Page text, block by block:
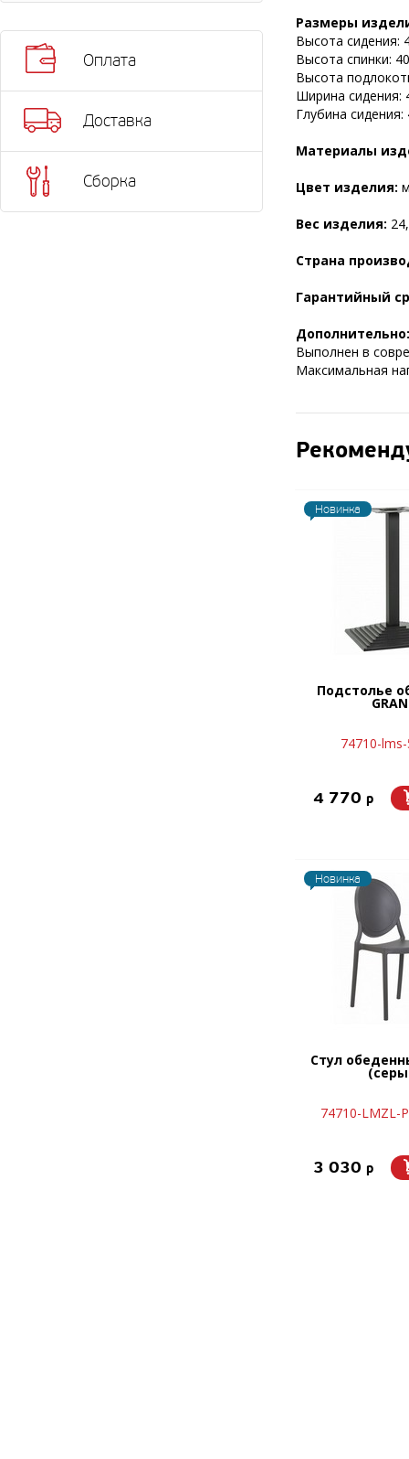
Оплата
Доставка
Сборка
Размеры
Высота сидения:
Высота спинки:
Высота
Ширина сидения:
Глубина сидения:
Материалы
Цвет изделия:
Вес изделия:
Страна
Гарантийный
Дополнительно:
Выполнен в
Максимальная
Новинка
Подстолье
74710-
4 770 p
Новинка
Стул
74710-LMZL-
3 030 p